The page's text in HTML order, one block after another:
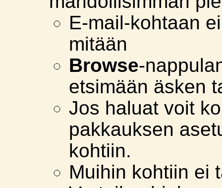
E-mail-kohtaan
mitään
Browse-
etsimään äsken
Jos haluat voit
pakkauksen
kohtiin.
Muihin kohtiin ei